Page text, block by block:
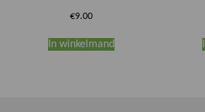
€9.00
In winkelmand